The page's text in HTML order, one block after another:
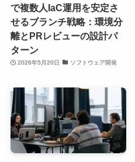
で複数人IaC運用を安定さ
せるブランチ戦略：環境分
離とPRレビューの設計パ
ターン
2026年5月20日 ソフトウェア開発